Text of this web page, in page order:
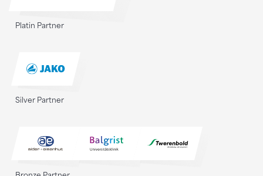
Platin Partner
Silver Partner